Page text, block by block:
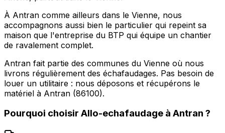
À Antran comme ailleurs dans le Vienne, nous
accompagnons aussi bien le particulier qui repeint sa
maison que l'entreprise du BTP qui équipe un chantier
de ravalement complet.
Antran fait partie des communes du Vienne où nous
livrons régulièrement des échafaudages. Pas besoin de
louer un utilitaire : nous déposons et récupérons le
matériel à Antran (86100).
Pourquoi choisir Allo-echafaudage à Antran ?